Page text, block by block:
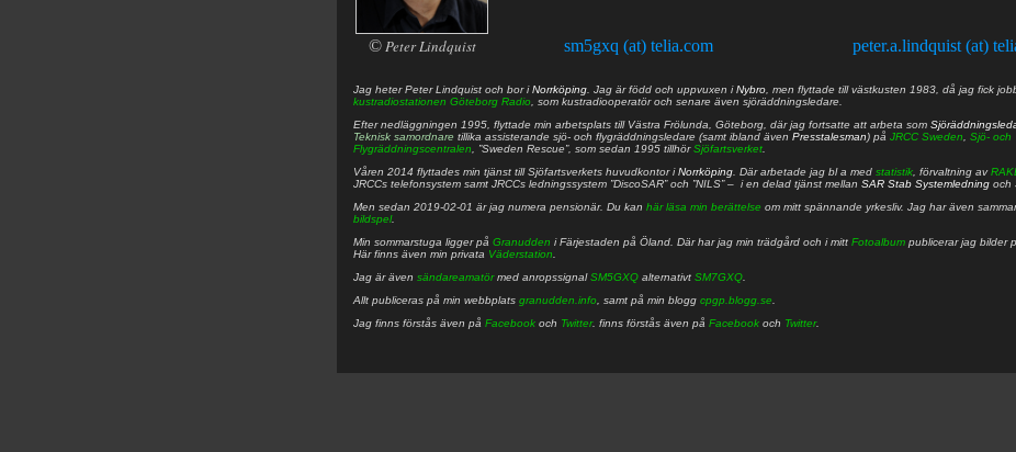
© Peter Lindquist sm5gxq (at) telia.com peter.a.lindquist (at)
Jag heterPeter Lindquist och bor iNorrköping . Jag är född och uppvuxen iNybro , men flyttade till västkusten 1983, då jag fick
kustradiostationen Göteborg Radio , som kustradiooperatör och senare även sjöräddningsledare.
Efter nedläggningen 1995, flyttade min arbetsplats till Västra Frölunda, Göteborg, där jag fortsatte att arbeta som
Teknisk samordnare tillika assisterande sjö- och flygräddningsledare (samt ibland även Presstalesman) på JRCC Sweden
Sjö- och
Flygräddningscentralen , ”Sweden Rescue”, som sedan 1995 tillhörSjöfartsverket
Våren 2014 flyttades min tjänst till Sjöfartsverkets huvudkontor iNorrköping . Där arbetade jag bl a med statistik , förvaltning av
JRCCs telefonsystem samt JRCCs ledningssystem ”DiscoSAR” och ”NILS” – i en delad tjänst mellan SAR Stab Systemledning och
Men sedan 2019-02-01 är jag numera pensionär. Du kan här läsa min berättelse om mitt spännande yrkesliv. Jag har även
bildspel.
Min sommarstuga ligger på Granudden i Färjestaden på Öland. Där har jag min trädgård och i mitt Fotoalbum publicerar jag bilder
Här finns även min privata Väderstation
Jag är även sändareamatörmed anropssignalSM5GXQ alternativt SM7GXQ
Allt publiceras på min webbplats granudden.info , samt på min blogg cpgp.blogg.se
Jag finns förstås även på Facebook och Twitter. finns förstås även på Facebook och Twitter.